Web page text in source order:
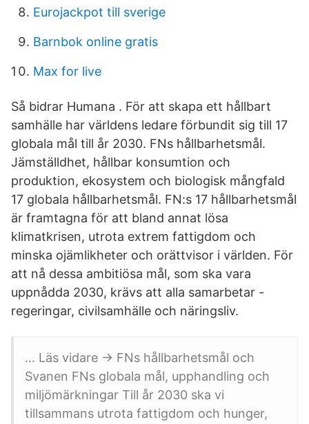
Eurojackpot till sverige
Barnbok online gratis
Max for live
Så bidrar Humana . För att skapa ett hållbart
samhälle har världens ledare förbundit sig till 17
globala mål till år 2030. FNs hållbarhetsmål.
Jämställdhet, hållbar konsumtion och
produktion, ekosystem och biologisk mångfald
17 globala hållbarhetsmål. FN:s 17 hållbarhetsmål
är framtagna för att bland annat lösa
klimatkrisen, utrota extrem fattigdom och
minska ojämlikheter och orättvisor i världen. För
att nå dessa ambitiösa mål, som ska vara
uppnådda 2030, krävs att alla samarbetar -
regeringar, civilsamhälle och näringsliv.
… Läs vidare → FNs hållbarhetsmål och
Svanen FNs globala mål, upphandling och
miljömärkningar Till år 2030 ska vi
tillsammans utrota fattigdom och hunger,